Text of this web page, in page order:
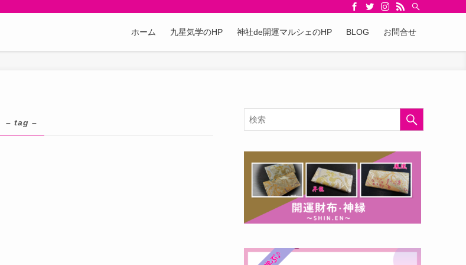
ホーム 九星気学のHP 神社de開運マルシェのHP BLOG お問合せ
– tag –